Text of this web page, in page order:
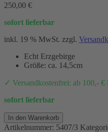
250,00 €
sofort lieferbar
inkl. 19 % MwSt. zzgl.
Echt Erzgebirge
Größe: ca. 14,5cm
✓ Versandkostenfrei: ab 100,- €
sofort lieferbar
Liebespaar
im
In den Warenkorb
Artikelnummer: 5407/3